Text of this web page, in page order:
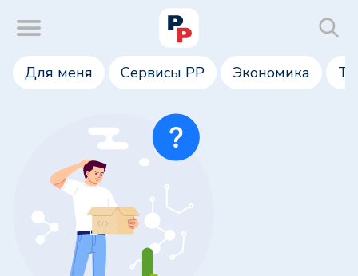
Для меня Сервисы РР Экономика